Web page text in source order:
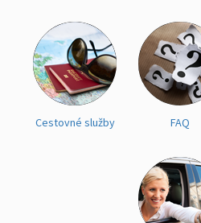
Cestovné služby FAQ